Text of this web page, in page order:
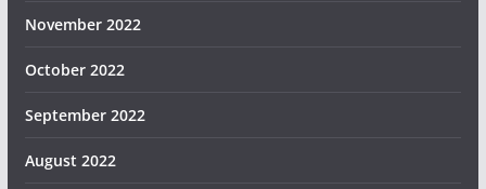
November 2022
October 2022
September 2022
August 2022